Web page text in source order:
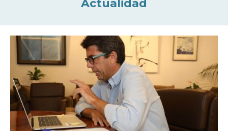
Actualidad